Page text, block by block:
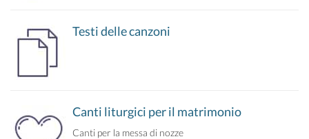
Testi delle canzoni
Canti liturgici per il matrimonio
Canti per la messa di nozze